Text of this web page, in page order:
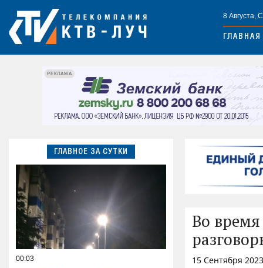
8 Августа,
ГЛАВНАЯ
РЕКЛАМА
ГЛАВНОЕ ЗА СУТКИ
00:03
Во время
15 Сентября